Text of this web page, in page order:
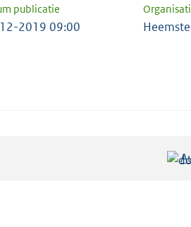
publicatie
2019 09:00